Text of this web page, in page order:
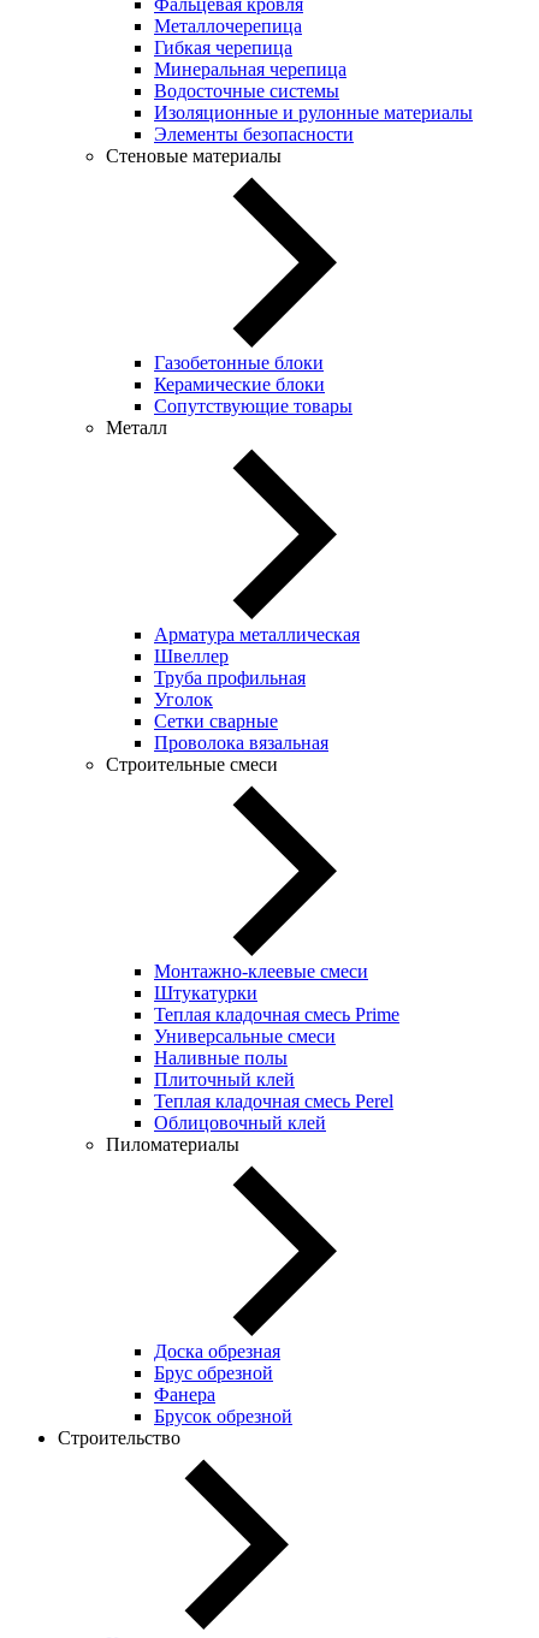
Металлочерепица
Гибкая черепица
Минеральная черепица
Водосточные системы
Изоляционные и рулонные материалы
Элементы безопасности
Стеновые материалы
Газобетонные блоки
Керамические блоки
Сопутствующие товары
Металл
Арматура металлическая
Швеллер
Труба профильная
Уголок
Сетки сварные
Проволока вязальная
Строительные смеси
Монтажно-клеевые смеси
Штукатурки
Теплая кладочная смесь Prime
Универсальные смеси
Наливные полы
Плиточный клей
Теплая кладочная смесь Perel
Облицовочный клей
Пиломатериалы
Доска обрезная
Брус обрезной
Фанера
Брусок обрезной
Строительство